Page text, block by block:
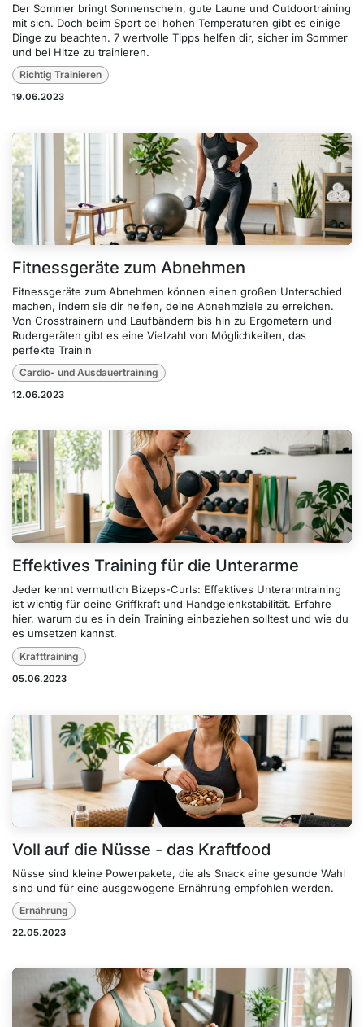
Der Sommer bringt Sonnenschein, gute Laune und Outdoortraining
mit sich. Doch beim Sport bei hohen Temperaturen gibt es einige
Dinge zu beachten. 7 wertvolle Tipps helfen dir, sicher im Sommer
und bei Hitze zu trainieren.
Richtig Trainieren
19.06.2023
Fitnessgeräte zum Abnehmen
Fitnessgeräte zum Abnehmen können einen großen Unterschied
machen, indem sie dir helfen, deine Abnehmziele zu erreichen.
Von Crosstrainern und Laufbändern bis hin zu Ergometern und
Rudergeräten gibt es eine Vielzahl von Möglichkeiten, das
perfekte Trainin
Cardio- und Ausdauertraining
12.06.2023
Effektives Training für die Unterarme
Jeder kennt vermutlich Bizeps-Curls: Effektives Unterarmtraining
ist wichtig für deine Griffkraft und Handgelenkstabilität. Erfahre
hier, warum du es in dein Training einbeziehen solltest und wie du
es umsetzen kannst.
Krafttraining
05.06.2023
Voll auf die Nüsse - das Kraftfood
Nüsse sind kleine Powerpakete, die als Snack eine gesunde Wahl
sind und für eine ausgewogene Ernährung empfohlen werden.
Ernährung
22.05.2023